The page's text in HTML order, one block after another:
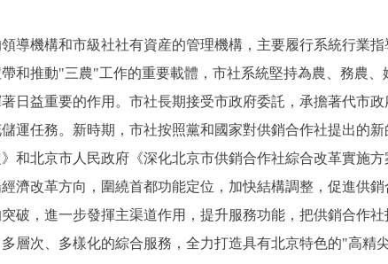
機構和市級社社有資産的管理機構，主要履行系統行業指
和推動"三農"工作的重要載體，市社系統堅持為農、務農
日益重要的作用。市社長期接受市政府委託，承擔著代市
運任務。新時期，市社按照黨和國家對供銷合作社提出的新
和北京市人民政府《深化北京市供銷合作社綜合改革實施
濟改革方向，圍繞首都功能定位，加快結構調整，促進供
破，進一步發揮主渠道作用，提升服務功能，把供銷合作
層次、多樣化的綜合服務，全力打造具有北京特色的"高精